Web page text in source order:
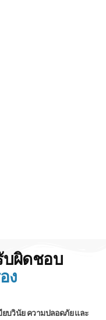
ผิดชอบ
ง
ยบวินัย ความปลอดภัย และ